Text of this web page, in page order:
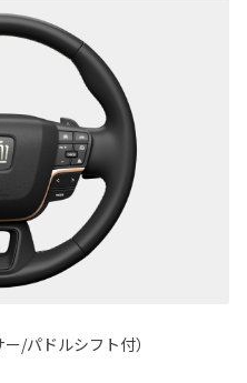
/パドルシフト付）